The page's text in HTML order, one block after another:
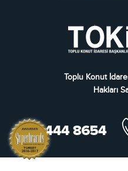
Toplu Konut
Hakları